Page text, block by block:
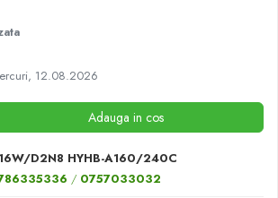
12.08.2026
Adauga in cos
D2N8 HYHB-A160/240C
/ 0757033032